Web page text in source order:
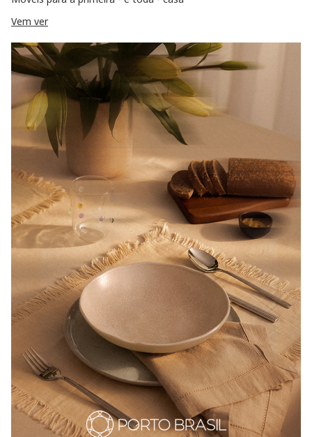
Vem ver